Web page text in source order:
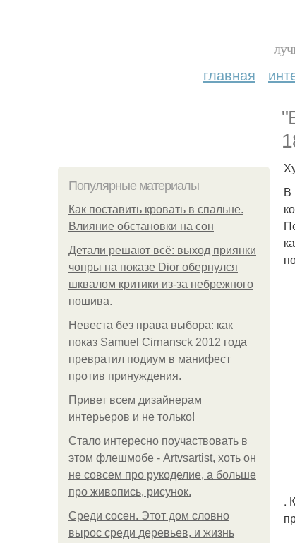
главная
Популярные материалы
Как поставить кровать в спальне.
Влияние обстановки на сон
Детали решают всё: выход приянки
чопры на показе Dior обернулся
шквалом критики из-за небрежного
пошива.
Невеста без права выбора: как
показ Samuel Cirnansck 2012 года
превратил подиум в манифест
против принуждения.
Привет всем дизайнерам
интерьеров и не только!
Стало интересно поучаствовать в
этом флешмобе - Artvsartist, хоть он
не совсем про рукоделие, а больше
про живопись, рисунок.
Среди сосен. Этот дом словно
вырос среди деревьев, и жизнь
В
.